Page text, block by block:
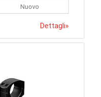
Nuovo
Dettagli»